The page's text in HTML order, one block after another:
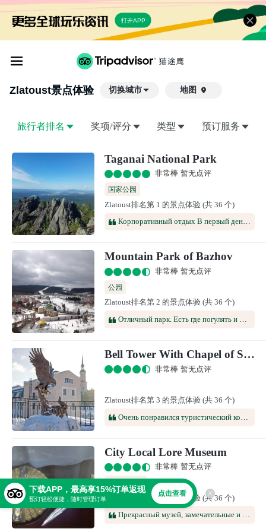
打开APP
Zlatoust景点体验 切换城市 地图 
旅行者排名 奖项/评分 类型 预订服务
Taganai National Park
非常棒 暂无点评
国家公园
Zlatoust排名第 1 的景点体验 (共 36 个)
Корпоративный отдых В первый день приехали... Пошли на гору.. Было тяжело.. Хотелось сдаться... Но переборов себя дошла до вверха... Природа потрясающая... Обратно шли почти бегом.. Охота было быстрее дойти до базы... На следующий день болели ноги На 2 день отдыхали в бассейне Потеряла банковскую карту в женской раздевалке Неравнодушные люди нашли и отдали администратору. Привезли в другой город Карту получила
Mountain Park of Bazhov
非常棒 暂无点评
公园
Zlatoust排名第 2 的景点体验 (共 36 个)
Bell Tower With Chapel of St. John Chrysostom
非常棒 暂无点评
Zlatoust排名第 3 的景点体验 (共 36 个)
City Local Lore Museum
非常棒 暂无点评
特色博物馆
Zlatoust排名第 4 的景点体验 (共 36 个)
Прекрасный музей, замечательные и приветливые сотрудники, после общения с ними понимаю что они действительно любят своё дело. Два этажа, с уникальными экспонатами, осталась очень довольна, экскурсовод постаралась все подробно рассказать. Есть и коллекция минералов, залы с чучелами животных: медведя, горностая, куницы, лося, косуль, лисы, рыси с зайцем, разных птиц. На втором этаже выставлены экспонаты разных эпох и направлений. Также есть работы известных мастеров Златоуста, в виде посуды, холодного оружия, пушек, доспехов с гравюрами. Есть небольшой магазинчик сувениров. Очень недорогие цены не только на сувениры, но и на посещение самого музея. Постарайтесь взять экскурсию, очень шикарно! С удовольствием вернусь ещё.
下载APP，最高享15%订单返现
预订轻松便捷，随时管理订单
点击查看